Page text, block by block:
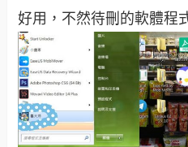
好用，不然待刪的軟體程